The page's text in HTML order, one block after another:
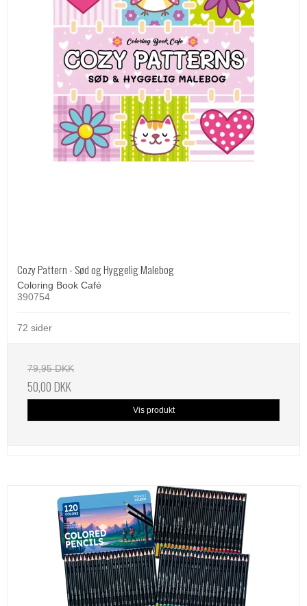
Cozy Pattern - Sød og Hyggelig Malebog
Coloring Book Café
390754
72 sider
79,95 DKK
50,00 DKK
Vis produkt